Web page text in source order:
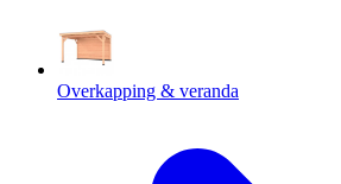
Overkapping & veranda